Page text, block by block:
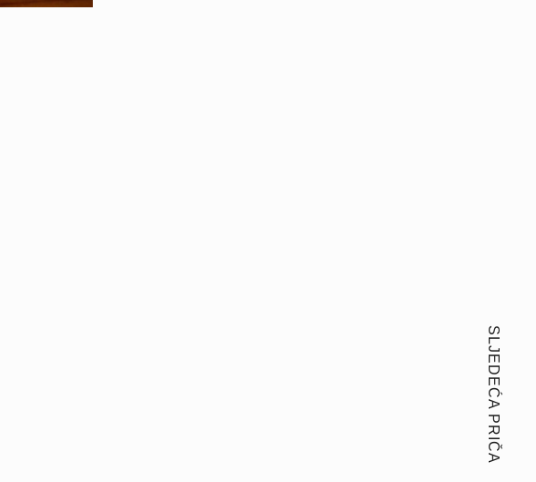
SLJEDEĆA PRIČA